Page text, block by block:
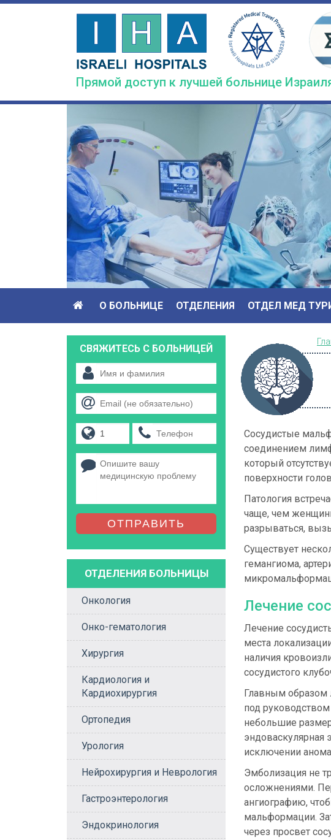
Skip
Прямой доступ к лучшей больнице
О БОЛЬНИЦЕ ОТДЕЛЕНИЯ ОТДЕЛ МЕД
Сосудистые
соединением
который
поверхности
Патология
чаще, чем
разрываться,
Существует
гемангиома,
Лечение
Лечение
места
наличия
сосудистого
Главным образом
под
небольшие
эндоваскулярная
исключении
Эмболизация не
осложнениями.
ангиографию,
мальформации.
через просвет
СВЯЖИТЕСЬ С БОЛЬНИЦЕЙ
ОТПРАВИТЬ
ОТДЕЛЕНИЯ БОЛЬНИЦЫ
Онкология
Онко-гематология
Хирургия
Кардиология и
Кардиохирургия
Ортопедия
Урология
Нейрохирургия и Неврология
Гастроэнтерология
Эндокринология